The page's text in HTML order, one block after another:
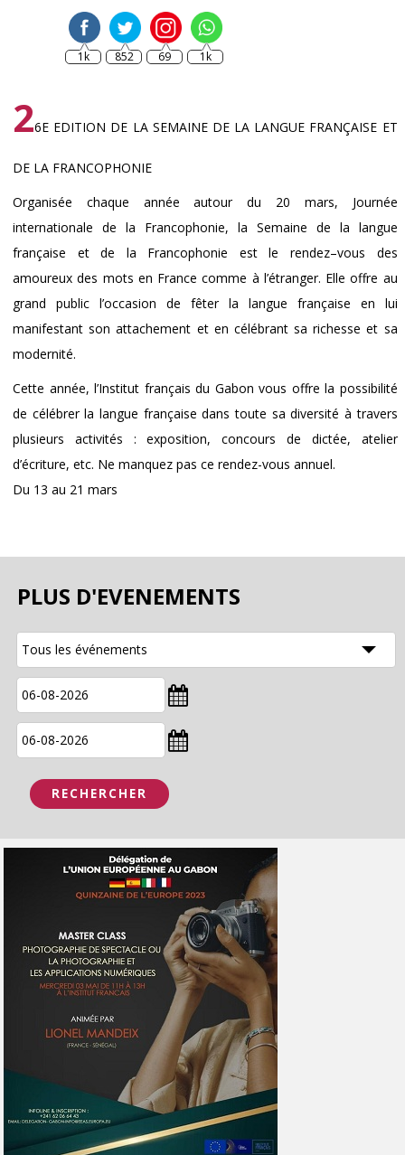
1k 852 69 1k
26E EDITION DE LA SEMAINE DE LA LANGUE FRANÇAISE ET
DE LA FRANCOPHONIE
Organisée chaque année autour du 20 mars, Journée
internationale de la Francophonie, la Semaine de la langue
française et de la Francophonie est le rendez–vous des
amoureux des mots en France comme à l’étranger. Elle offre au
grand public l’occasion de fêter la langue française en lui
manifestant son attachement et en célébrant sa richesse et sa
modernité.
Cette année, l’Institut français du Gabon vous offre la possibilité
de célébrer la langue française dans toute sa diversité à travers
plusieurs activités : exposition, concours de dictée, atelier
d’écriture, etc. Ne manquez pas ce rendez-vous annuel.
Du 13 au 21 mars
PLUS D'EVENEMENTS